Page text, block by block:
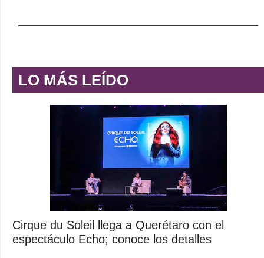
LO MÁS LEÍDO
Cirque du Soleil llega a Querétaro con el
espectáculo Echo; conoce los detalles